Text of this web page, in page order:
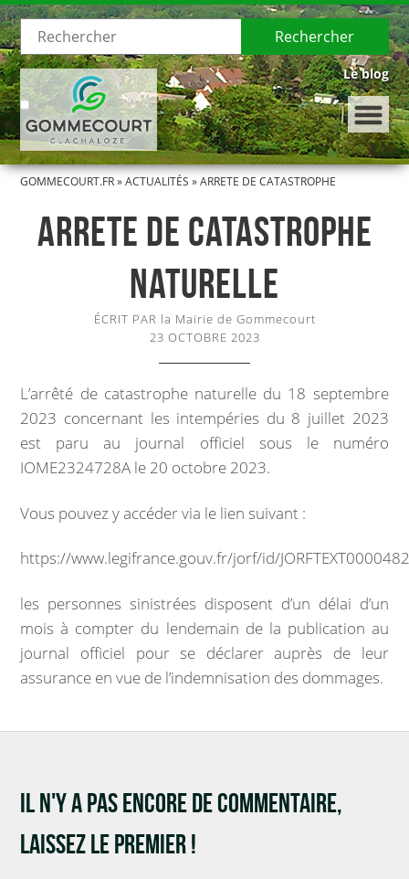
Rechercher
LE VILLAGE
Présentation de Gommecourt
Histoire de Gommecourt
LA MUNICIPALITÉ
Marchés publics
Intercommunalité
VIE COMMUNALE
École et organisation périscolaire
Bibliothèque
Associations
Aux alentours
INFOS PRATIQUES
Le blog
GOMMECOURT.FR»ACTUALITÉS »ARRETE DE CATASTROPHE
NATURELLE
ARRETE DE CATASTROPHE
NATURELLE
ÉCRIT PAR la Mairie de Gommecourt
23 OCTOBRE 2023
L’arrêté de catastrophe naturelle du 18 septembre
2023 concernant les intempéries du 8 juillet 2023
est paru au journal officiel sous le numéro
IOME2324728A le 20 octobre 2023.
Vous pouvez y accéder via le lien suivant :
https://www.legifrance.gouv.fr/jorf/id/
les personnes sinistrées disposent d’un délai d’un
mois à compter du lendemain de la publication au
journal officiel pour se déclarer auprès de leur
assurance en vue de l’indemnisation des dommages.
IL N'Y A PAS ENCORE DE COMMENTAIRE,
LAISSEZ LE PREMIER !